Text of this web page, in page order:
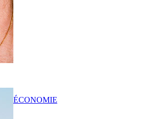
ÉCONOMIE